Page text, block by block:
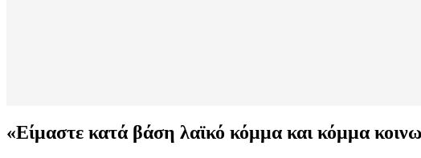
«Είμαστε κατά βάση λαϊκό κόμμα και κόμμα